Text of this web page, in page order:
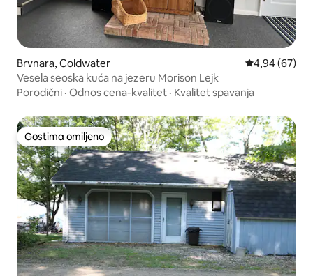
Brvnara, Coldwater Prosečna
4,94 (67)
Vesela seoska kuća na jezeru Morison Lejk
Porodični · Odnos cena-kvalitet · Kvalitet spavanja
Gostima omiljeno
Gostima omiljeno